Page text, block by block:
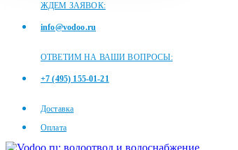
ЖДЕМ ЗАЯВОК:
info@vodoo.ru
ОТВЕТИМ НА ВАШИ ВОПРОСЫ:
+7 (495) 155-01-21
Доставка
Оплата